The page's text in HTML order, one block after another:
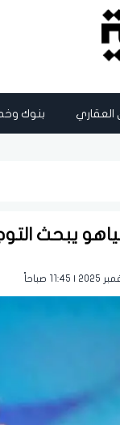
العقاري بنوك
يبحث التوجه